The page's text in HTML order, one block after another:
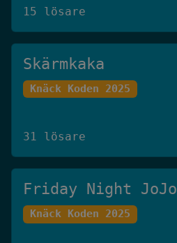
15 lösare
Skärmkaka
Knäck Koden 2025
31 lösare
Friday Night JoJo
Knäck Koden 2025